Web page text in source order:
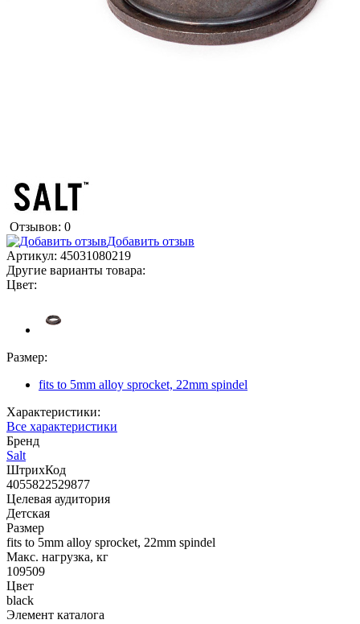
Отзывов: 0
Добавить отзыв
Артикул: 45031080219
Другие варианты товара:
Цвет:
Размер:
fits to 5mm alloy sprocket, 22mm spindel
Характеристики:
Все характеристики
Бренд
Salt
ШтрихКод
4055822529877
Целевая аудитория
Детская
Размер
fits to 5mm alloy sprocket, 22mm spindel
Макс. нагрузка, кг
109509
Цвет
black
Элемент каталога